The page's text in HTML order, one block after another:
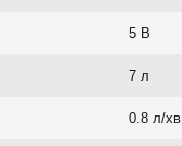
5 В
7 л
0.8 л/хв